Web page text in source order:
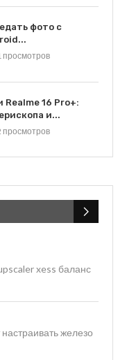
фото с
просмотров
Realme 16 Pro+:
и...
просмотров
xess баланс
железо